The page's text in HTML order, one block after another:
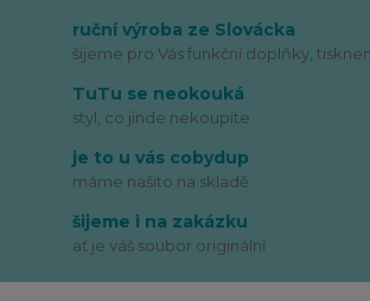
ruční výroba ze Slovácka
šijeme pro Vás funkční doplňky,
TuTu se neokouká
styl, co jinde nekoupíte
je to u vás cobydup
máme našito na skladě
šijeme i na zakázku
ať je váš soubor originální